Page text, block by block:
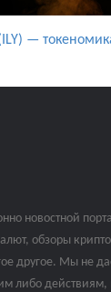
—
новостной
обзоры
другое. Мы не
либо